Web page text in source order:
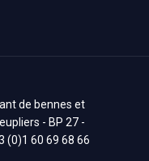
de bennes et
- BP 27 -
(0)1 60 69 68 66